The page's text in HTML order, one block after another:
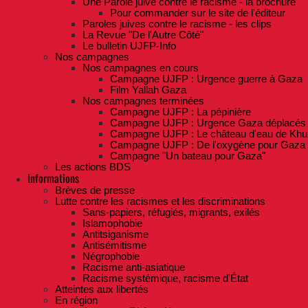
Pour commander sur le site de l'éditeur
Paroles juives contre le racisme - les clips
La Revue "De l'Autre Côté"
Le bulletin UJFP-Info
Nos campagnes
Nos campagnes en cours
Campagne UJFP : Urgence guerre à Gaza
Film Yallah Gaza
Nos campagnes terminées
Campagne UJFP : La pépinière
Campagne UJFP : Urgence Gaza déplacés
Campagne UJFP : Le château d'eau de
Campagne UJFP : De l'oxygène pour Gaza
Campagne "Un bateau pour Gaza"
Les actions BDS
Informations
Brèves de presse
Lutte contre les racismes et les discriminations
Sans-papiers, réfugiés, migrants, exilés
Islamophobie
Antitsiganisme
Antisémitisme
Négrophobie
Racisme anti-asiatique
Racisme systémique, racisme d'État
Atteintes aux libertés
En région